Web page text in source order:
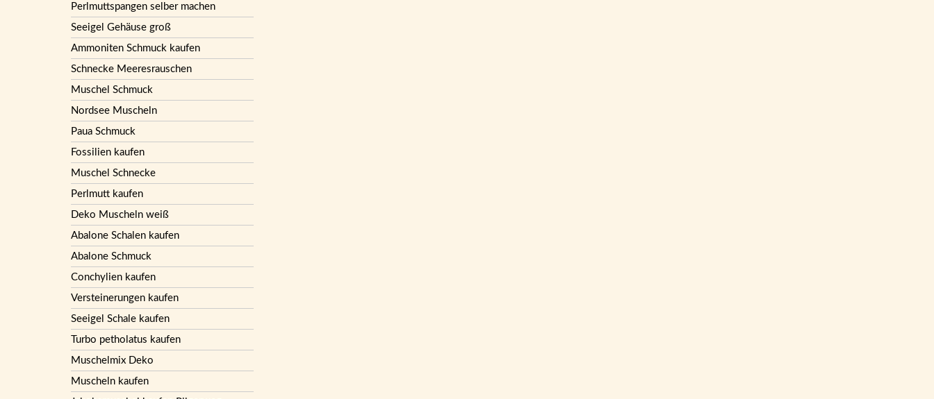
Perlmuttspangen selber machen
Seeigel Gehäuse groß
Ammoniten Schmuck kaufen
Schnecke Meeresrauschen
Muschel Schmuck
Nordsee Muscheln
Paua Schmuck
Fossilien kaufen
Muschel Schnecke
Perlmutt kaufen
Deko Muscheln weiß
Abalone Schalen kaufen
Abalone Schmuck
Conchylien kaufen
Versteinerungen kaufen
Seeigel Schale kaufen
Turbo petholatus kaufen
Muschelmix Deko
Muscheln kaufen